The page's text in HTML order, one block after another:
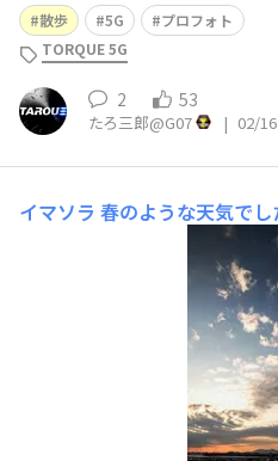
散歩 5G
プロフォト
TORQUE 5G
2 53
たろ三郎@G07 | 02/16
イマソラ 春のような天気でし